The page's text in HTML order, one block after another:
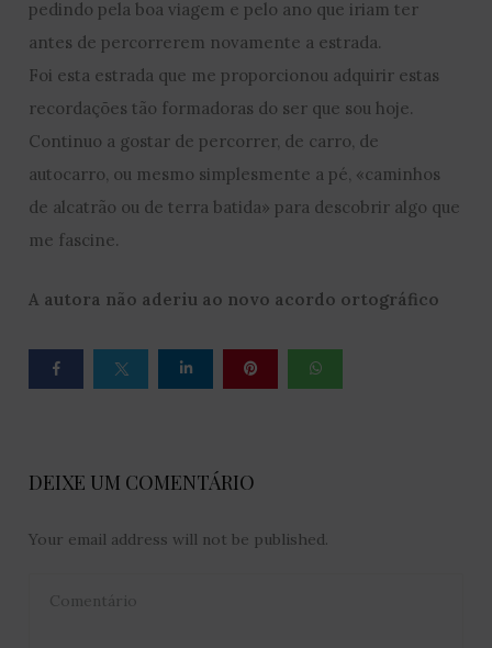
pedindo pela boa viagem e pelo ano que iriam ter
antes de percorrerem novamente a estrada.
Foi esta estrada que me proporcionou adquirir estas
recordações tão formadoras do ser que sou hoje.
Continuo a gostar de percorrer, de carro, de
autocarro, ou mesmo simplesmente a pé, «caminhos
de alcatrão ou de terra batida» para descobrir algo que
me fascine.
A autora não aderiu ao novo acordo ortográfico
DEIXE UM COMENTÁRIO
Your email address will not be published.